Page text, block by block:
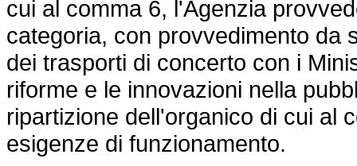
cui al comma 6, l'Agenzia
categoria, con provvedimento da
dei trasporti di concerto con i
riforme e le innovazioni nella
ripartizione dell'organico di cui al
esigenze di funzionamento.